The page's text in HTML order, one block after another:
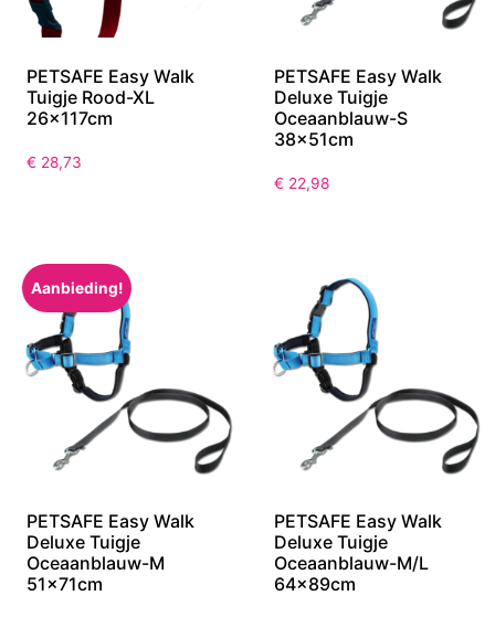
PETSAFE Easy Walk
Tuigje Rood-XL
26x117cm
€ 28,73
PETSAFE Easy Walk
Deluxe Tuigje
Oceaanblauw-S
38x51cm
€ 22,98
Aanbieding!
PETSAFE Easy Walk
Deluxe Tuigje
Oceaanblauw-M
51x71cm
PETSAFE Easy Walk
Deluxe Tuigje
Oceaanblauw-M/L
64x89cm